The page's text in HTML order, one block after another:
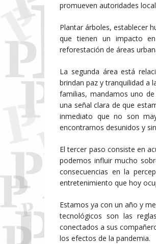
promueven autoridades
Plantar árboles, establecer
que tienen un impacto
reforestación de áreas
La segunda área está
brindan paz y tranquilidad a
familias, mandamos uno
una señal clara de que
inmediato que no son
encontrarnos desunidos y
El tercer paso consiste en
podemos influir mucho
consecuencias en la
entretenimiento que hoy
Estamos ya con un año y
tecnológicos son las
conectados a sus
los efectos de la pandemia.